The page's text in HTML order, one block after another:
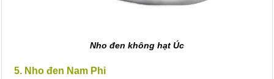
Nho đen không hạt Úc
5. Nho đen Nam Phi